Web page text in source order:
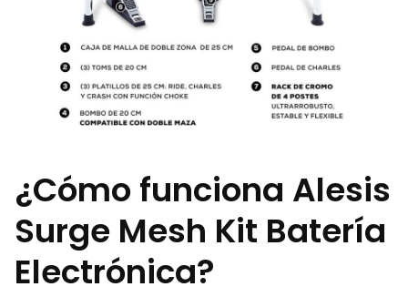
¿Cómo funciona Alesis
Surge Mesh Kit Batería
Electrónica?